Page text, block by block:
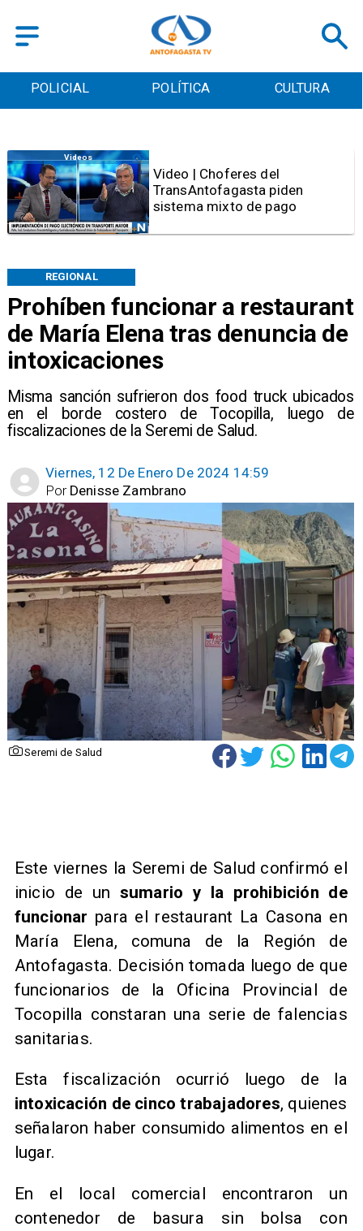
POLICIAL POLÍTICA CULTURA
Prohíben funcionar a restaurant
de María Elena tras denuncia de
intoxicaciones
Misma sanción sufrieron dos food truck ubicados
en el borde costero de Tocopilla, luego de
fiscalizaciones de la Seremi de Salud.
REGIONAL
Viernes, 12 De Enero De 2024 14:59
Denisse Zambrano
Por
Seremi de Salud
Videos
Video | Choferes del
TransAntofagasta piden
sistema mixto de pago
Este viernes la Seremi de Salud confirmó el
inicio de un sumario y la prohibición de
funcionar para el restaurant La Casona en
María Elena, comuna de la Región de
Antofagasta. Decisión tomada luego de que
funcionarios de la Oficina Provincial de
Tocopilla constaran una serie de falencias
sanitarias.
Esta fiscalización ocurrió luego de la
intoxicación de cinco trabajadores, quienes
señalaron haber consumido alimentos en el
lugar.
En el local comercial encontraron un
contenedor de basura sin bolsa con